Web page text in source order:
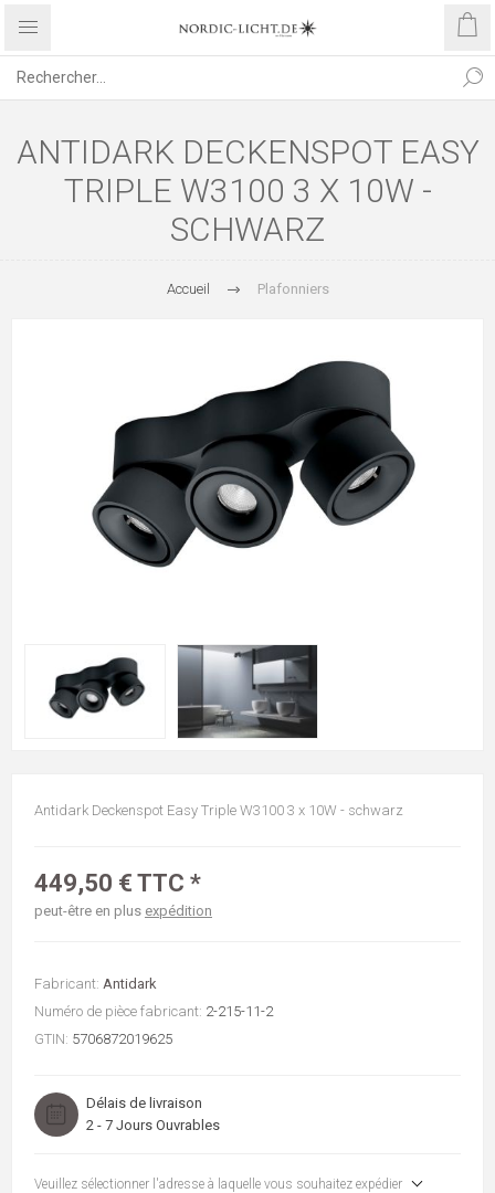
ANTIDARK DECKENSPOT EASY
TRIPLE W3100 3 X 10W -
SCHWARZ
Accueil Plafonniers
Antidark Deckenspot Easy Triple W3100 3 x 10W - schwarz
449,50 € TTC *
peut-être en plus expédition
Fabricant: Antidark
Numéro de pièce fabricant: 2-215-11-2
GTIN: 5706872019625
Délais de livraison
2 - 7 Jours Ouvrables
Veuillez sélectionner l'adresse à laquelle vous souhaitez expédier